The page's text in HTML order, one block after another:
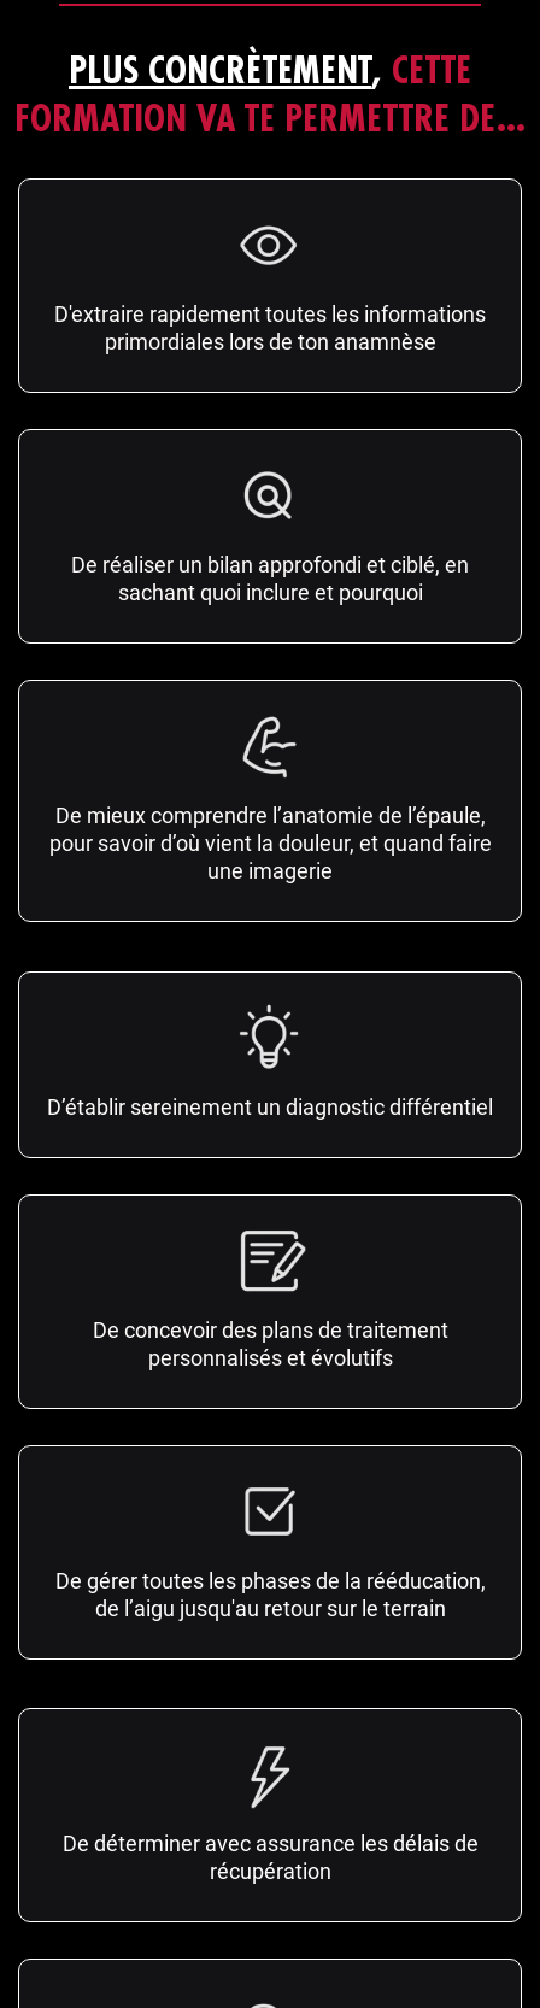
PLUS CONCRÈTEMENT, CETTE
FORMATION VA TE PERMETTRE DE…
D'extraire rapidement toutes les informations
primordiales lors de ton anamnèse
De réaliser un bilan approfondi et ciblé, en
sachant quoi inclure et pourquoi
De mieux comprendre l’anatomie de l’épaule,
pour savoir d’où vient la douleur, et quand faire
une imagerie
D’établir sereinement un diagnostic différentiel
De concevoir des plans de traitement
personnalisés et évolutifs
De gérer toutes les phases de la rééducation,
de l’aigu jusqu'au retour sur le terrain
De déterminer avec assurance les délais de
récupération